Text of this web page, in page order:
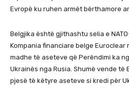
Evropë ku ruhen armët bërthamore
Belgjika është gjithashtu selia e
Kompania financiare belge
madhe të aseteve që Perëndimi ka
Ukrainës nga Rusia. Shumë vende të
pjesë të këtyre aseteve si kredi për